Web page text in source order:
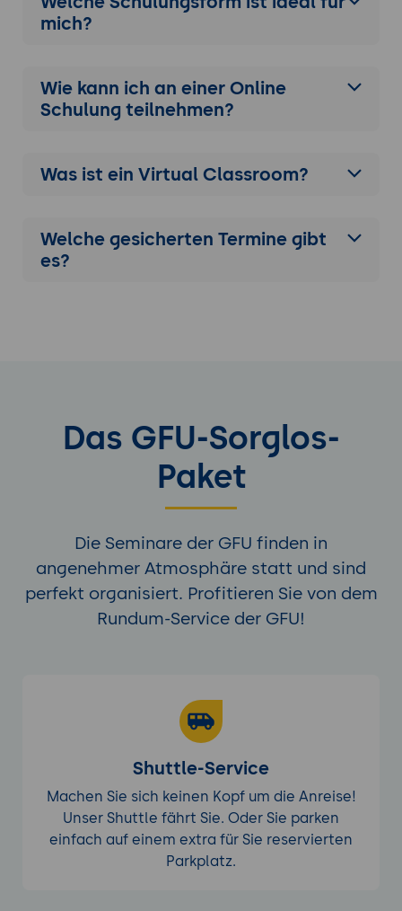
mich?
Wie kann ich an einer Online
Schulung teilnehmen?
Was ist ein Virtual Classroom?
Welche gesicherten Termine gibt
es?
Das GFU-Sorglos-
Paket
Die Seminare der GFU finden in
angenehmer Atmosphäre statt und sind
perfekt organisiert. Profitieren Sie von dem
Rundum-Service der GFU!
Shuttle-Service
Machen Sie sich keinen Kopf um die Anreise!
Unser Shuttle fährt Sie. Oder Sie parken
einfach auf einem extra für Sie reservierten
Parkplatz.